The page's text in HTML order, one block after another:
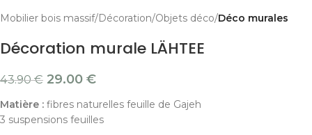
Mobilier bois massif Décoration Objets déco Déco murales
Décoration murale LÄHTEE
43.90€ 29.00 €
Matière : fibres naturelles feuille de Gajeh
3 suspensions feuilles